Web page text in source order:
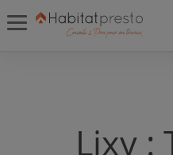
Lixy :